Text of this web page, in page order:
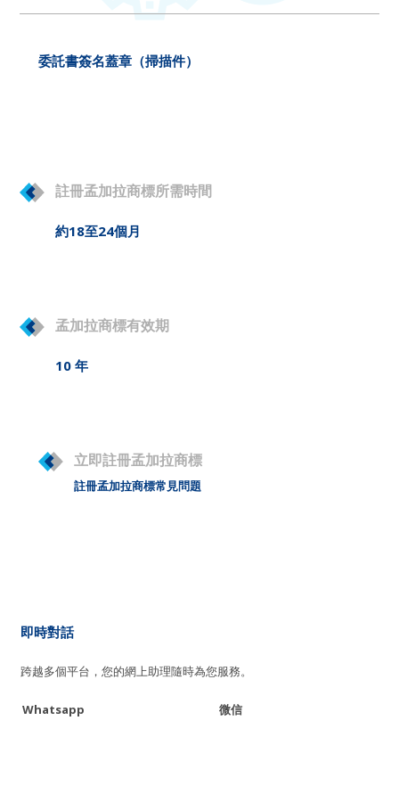
委託書簽名蓋章（掃描件）
註冊孟加拉商標所需時間
約18至24個月
孟加拉商標有效期
10 年
立即註冊孟加拉商標
註冊孟加拉商標常見問題
即時對話
跨越多個平台，您的網上助理隨時為您服務。
Whatsapp 微信